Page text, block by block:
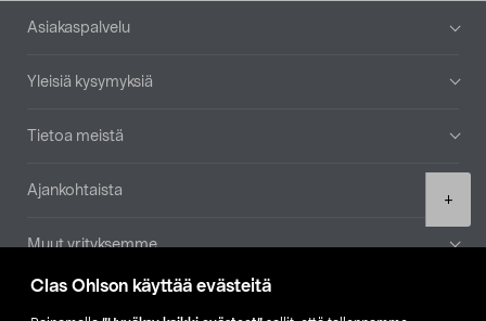
Clas Ohlson käyttää evästeitä
+
Alatunniste
Asiakaspalvelu
Yleisiä kysymyksiä
Tietoa meistä
Ajankohtaista
Muut yrityksemme
Etsi myymälä